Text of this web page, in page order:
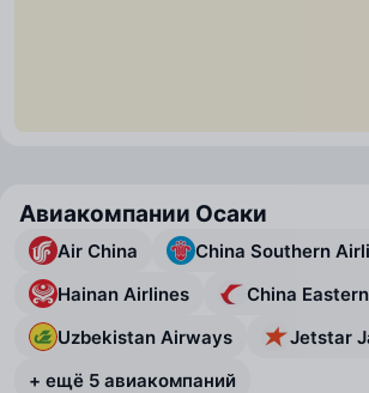
Авиакомпании Осаки
Air China
China Southern
Hainan Airlines
China Eastern
Uzbekistan Airways
Jetstar
+ ещё 5 авиакомпаний